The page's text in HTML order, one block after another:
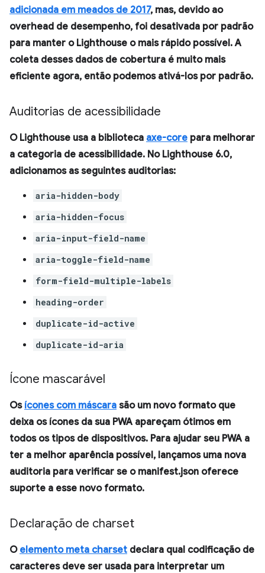
adicionada em meados de 2017, mas, devido ao
overhead de desempenho, foi desativada por padrão
para manter o Lighthouse o mais rápido possível. A
coleta desses dados de cobertura é muito mais
eficiente agora, então podemos ativá-los por padrão.
Auditorias de acessibilidade
O Lighthouse usa a biblioteca axe-core para melhorar
a categoria de acessibilidade. No Lighthouse 6.0,
adicionamos as seguintes auditorias:
aria-hidden-body
aria-hidden-focus
aria-input-field-name
aria-toggle-field-name
form-field-multiple-labels
heading-order
duplicate-id-active
duplicate-id-aria
Ícone mascarável
Os ícones com máscara são um novo formato que
deixa os ícones da sua PWA apareçam ótimos em
todos os tipos de dispositivos. Para ajudar seu PWA a
ter a melhor aparência possível, lançamos uma nova
auditoria para verificar se o manifest.json oferece
suporte a esse novo formato.
Declaração de charset
O elemento meta charset declara qual codificação de
caracteres deve ser usada para interpretar um